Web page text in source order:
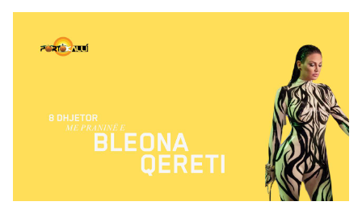
Top List”. Kjo këngë vjen pak muaj pas “Stani”, një
këngë që u bë menjëherë hit. E në fakt dhe “Boy Gone
Bad”...